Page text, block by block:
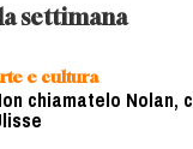
settimana
e cultura
chiamatelo Nolan,